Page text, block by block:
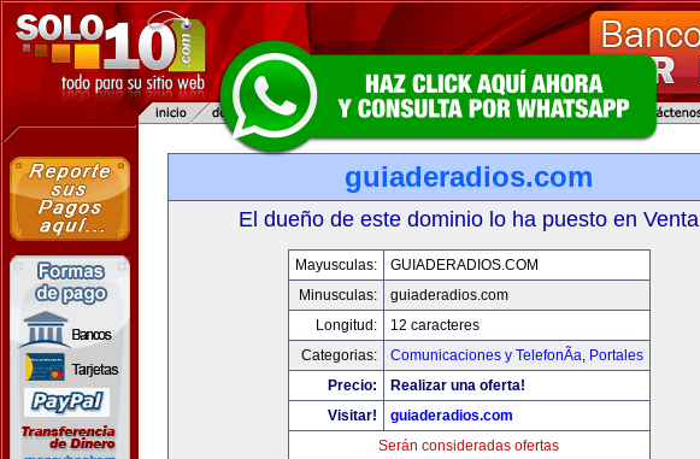
guiaderadios.com
El dueño de este dominio lo ha puesto en Venta
Mayusculas:
GUIADERADIOS.COM
Minusculas:
guiaderadios.com
Longitud:
12 caracteres
Categorias:
Comunicaciones y TelefonÃ­a, Portales
Precio:
Realizar una oferta!
Visitar!
guiaderadios.com
Serán consideradas ofertas